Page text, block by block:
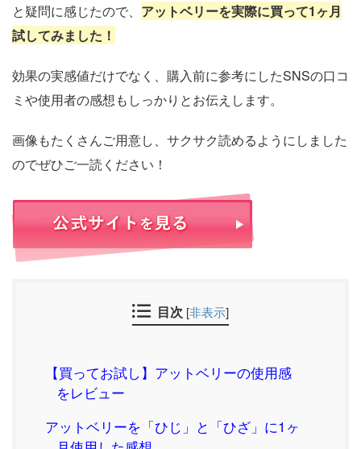
と疑問に感じたので、 アットベリーを実際に買って1ヶ月
試してみました！
効果の実感値だけでなく、購入前に参考にしたSNSの口コ
ミや使用者の感想もしっかりとお伝えします。
画像もたくさんご用意し、サクサク読めるようにしました
のでぜひご一読ください！
目次 [非表示]
【買ってお試し】アットベリーの使用感
をレビュー
アットベリーを「ひじ」と「ひざ」に1ヶ